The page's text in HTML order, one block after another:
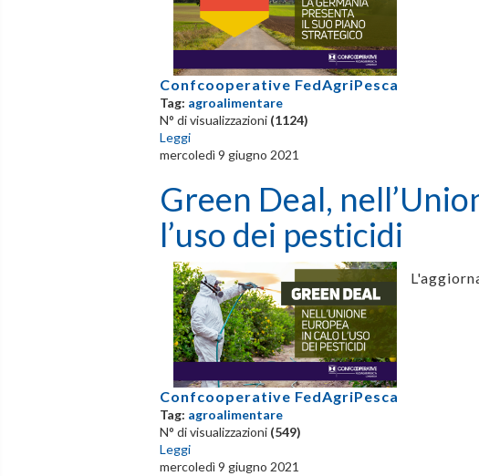
Confcooperative FedAgriPesca
Tag: agroalimentare
N° di visualizzazioni (1124)
Leggi
mercoledì 9 giugno 2021
Green Deal,
l’uso dei pesticidi
Confcooperative FedAgriPesca
Tag: agroalimentare
N° di visualizzazioni (549)
Leggi
mercoledì 9 giugno 2021